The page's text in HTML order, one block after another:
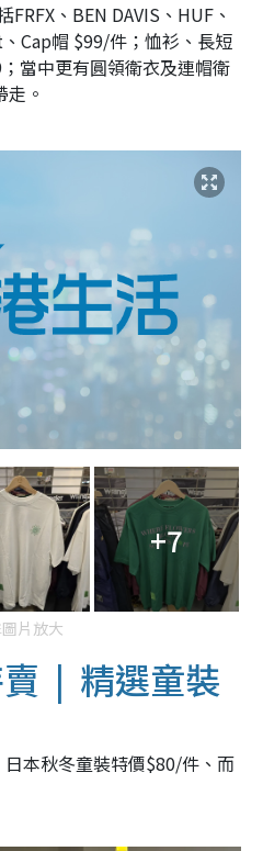
、BEN DAVIS、HUF、
Cap帽 $99/件；恤衫、長短
當中更有圓領衛衣及連帽衛
。
+7
片放大
| 精選童裝
本秋冬童裝特價$80/件、而